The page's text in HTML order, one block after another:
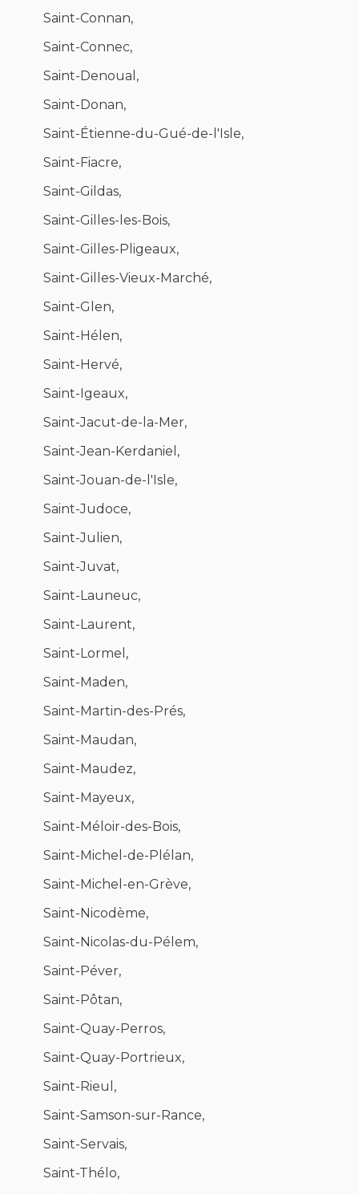
Saint-Connan,
Saint-Connec,
Saint-Denoual,
Saint-Donan,
Saint-Étienne-du-Gué-de-l'Isle,
Saint-Fiacre,
Saint-Gildas,
Saint-Gilles-les-Bois,
Saint-Gilles-Pligeaux,
Saint-Gilles-Vieux-Marché,
Saint-Glen,
Saint-Hélen,
Saint-Hervé,
Saint-Igeaux,
Saint-Jacut-de-la-Mer,
Saint-Jean-Kerdaniel,
Saint-Jouan-de-l'Isle,
Saint-Judoce,
Saint-Julien,
Saint-Juvat,
Saint-Launeuc,
Saint-Laurent,
Saint-Lormel,
Saint-Maden,
Saint-Martin-des-Prés,
Saint-Maudan,
Saint-Maudez,
Saint-Mayeux,
Saint-Méloir-des-Bois,
Saint-Michel-de-Plélan,
Saint-Michel-en-Grève,
Saint-Nicodème,
Saint-Nicolas-du-Pélem,
Saint-Péver,
Saint-Pôtan,
Saint-Quay-Perros,
Saint-Quay-Portrieux,
Saint-Rieul,
Saint-Samson-sur-Rance,
Saint-Servais,
Saint-Thélo,